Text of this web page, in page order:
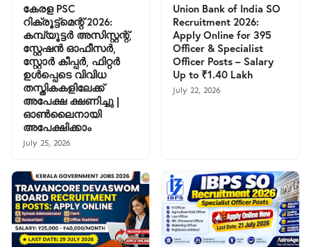
കേരള PSC
റിക്രൂട്ട്മെന്റ് 2026:
കമ്പ്യൂട്ടർ അസിസ്റ്റന്റ്,
സ്റ്റേഷൻ ഓഫീസർ,
സ്റ്റോർ കീപ്പർ, ഫിറ്റർ
ഉൾപ്പെടെ വിവിധ
തസ്തികകളിലേക്ക്
അപേക്ഷ ക്ഷണിച്ചു |
ഓൺലൈനായി
അപേക്ഷിക്കാം
July 25, 2026
Union Bank of India SO
Recruitment 2026:
Apply Online for 395
Officer & Specialist
Officer Posts – Salary
Up to ₹1.40 Lakh
July 22, 2026